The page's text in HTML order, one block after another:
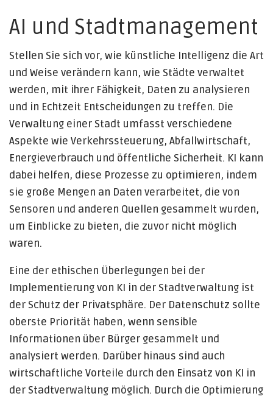
AI und Stadtmanagement
Stellen Sie sich vor, wie künstliche Intelligenz die Art
und Weise verändern kann, wie Städte verwaltet
werden, mit ihrer Fähigkeit, Daten zu analysieren
und in Echtzeit Entscheidungen zu treffen. Die
Verwaltung einer Stadt umfasst verschiedene
Aspekte wie Verkehrssteuerung, Abfallwirtschaft,
Energieverbrauch und öffentliche Sicherheit. KI kann
dabei helfen, diese Prozesse zu optimieren, indem
sie große Mengen an Daten verarbeitet, die von
Sensoren und anderen Quellen gesammelt wurden,
um Einblicke zu bieten, die zuvor nicht möglich
waren.
Eine der ethischen Überlegungen bei der
Implementierung von KI in der Stadtverwaltung ist
der Schutz der Privatsphäre. Der Datenschutz sollte
oberste Priorität haben, wenn sensible
Informationen über Bürger gesammelt und
analysiert werden. Darüber hinaus sind auch
wirtschaftliche Vorteile durch den Einsatz von KI in
der Stadtverwaltung möglich. Durch die Optimierung